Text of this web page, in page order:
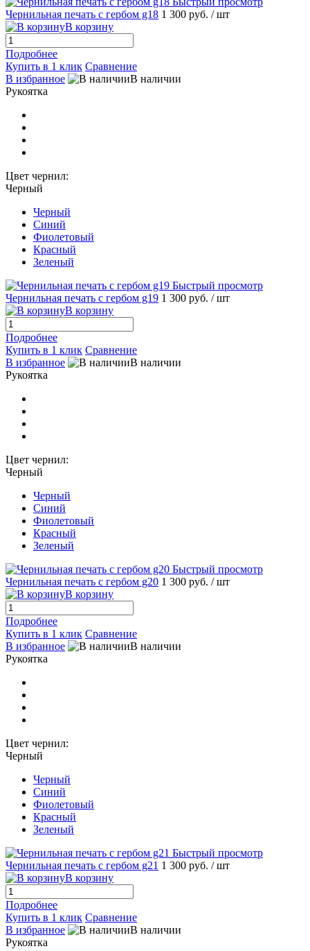
Чернильная печать с гербом g18 1 300 руб. / шт
В корзину
Подробнее
Купить в 1 клик Сравнение
В избранное
В наличии
Рукоятка
Цвет чернил:
Черный
Черный
Синий
Фиолетовый
Красный
Зеленый
Быстрый просмотр
Чернильная печать с гербом g19 1 300 руб. / шт
В корзину
Подробнее
Купить в 1 клик Сравнение
В избранное
В наличии
Рукоятка
Цвет чернил:
Черный
Черный
Синий
Фиолетовый
Красный
Зеленый
Быстрый просмотр
Чернильная печать с гербом g20 1 300 руб. / шт
В корзину
Подробнее
Купить в 1 клик Сравнение
В избранное
В наличии
Рукоятка
Цвет чернил:
Черный
Черный
Синий
Фиолетовый
Красный
Зеленый
Быстрый просмотр
Чернильная печать с гербом g21 1 300 руб. / шт
В корзину
Подробнее
Купить в 1 клик Сравнение
В избранное
В наличии
Рукоятка